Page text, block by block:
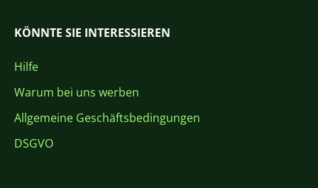
KÖNNTE SIE INTERESSIEREN
Hilfe
Warum bei uns werben
Allgemeine Geschäftsbedingungen
DSGVO